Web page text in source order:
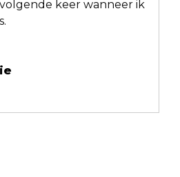
keer wanneer ik